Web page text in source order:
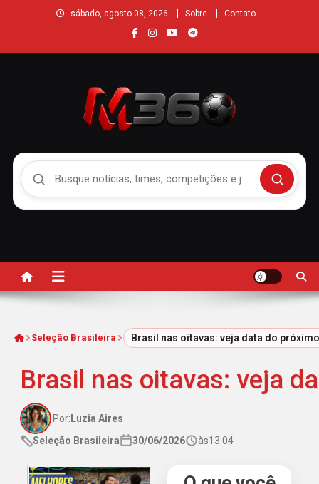
sábado, agosto 08, 2026 Sobre Contato
Buscar
InícioSeleção Brasileira Brasil nas oitavas: veja data do
Brasil nas oitavas: veja
Por: Luzia Aires
Seleção Brasileira
30/06/2026 às13:04